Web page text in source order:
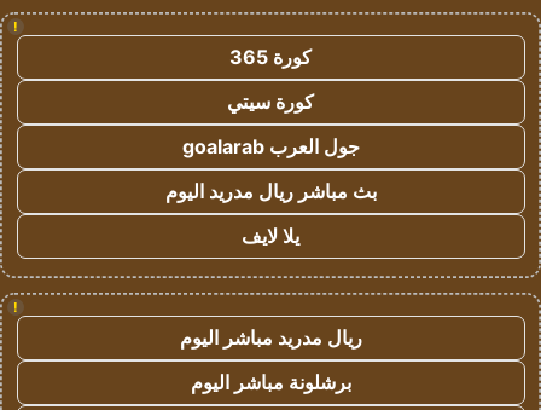
!
كورة 365
كورة سيتي
جول العرب goalarab
بث مباشر ريال مدريد اليوم
يلا لايف
!
ريال مدريد مباشر اليوم
برشلونة مباشر اليوم